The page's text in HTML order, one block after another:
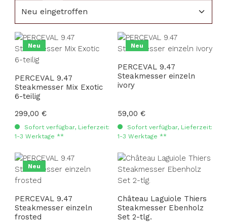
Neu
PERCEVAL 9.47
Steakmesser Mix Exotic
6-teilig
Regulärer Preis:
299,00 €
Sofort verfügbar, Lieferzeit:
1-3 Werktage **
Neu
PERCEVAL 9.47
Steakmesser einzeln
ivory
Regulärer Preis:
59,00 €
Sofort verfügbar, Lieferzeit:
1-3 Werktage **
Neu
PERCEVAL 9.47
Steakmesser einzeln
frosted
Château Laguiole Thiers
Steakmesser Ebenholz
Set 2-tlg.